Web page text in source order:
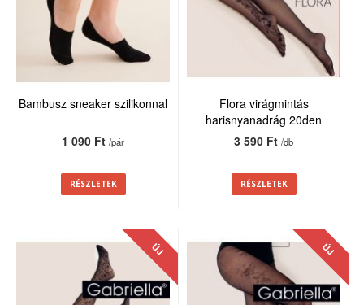
Bambusz sneaker szilikonnal
1 090 Ft/pár
RÉSZLETEK
Flora virágmintás
harisnyanadrág 20den
3 590 Ft/db
RÉSZLETEK
ÚJ ÚJ